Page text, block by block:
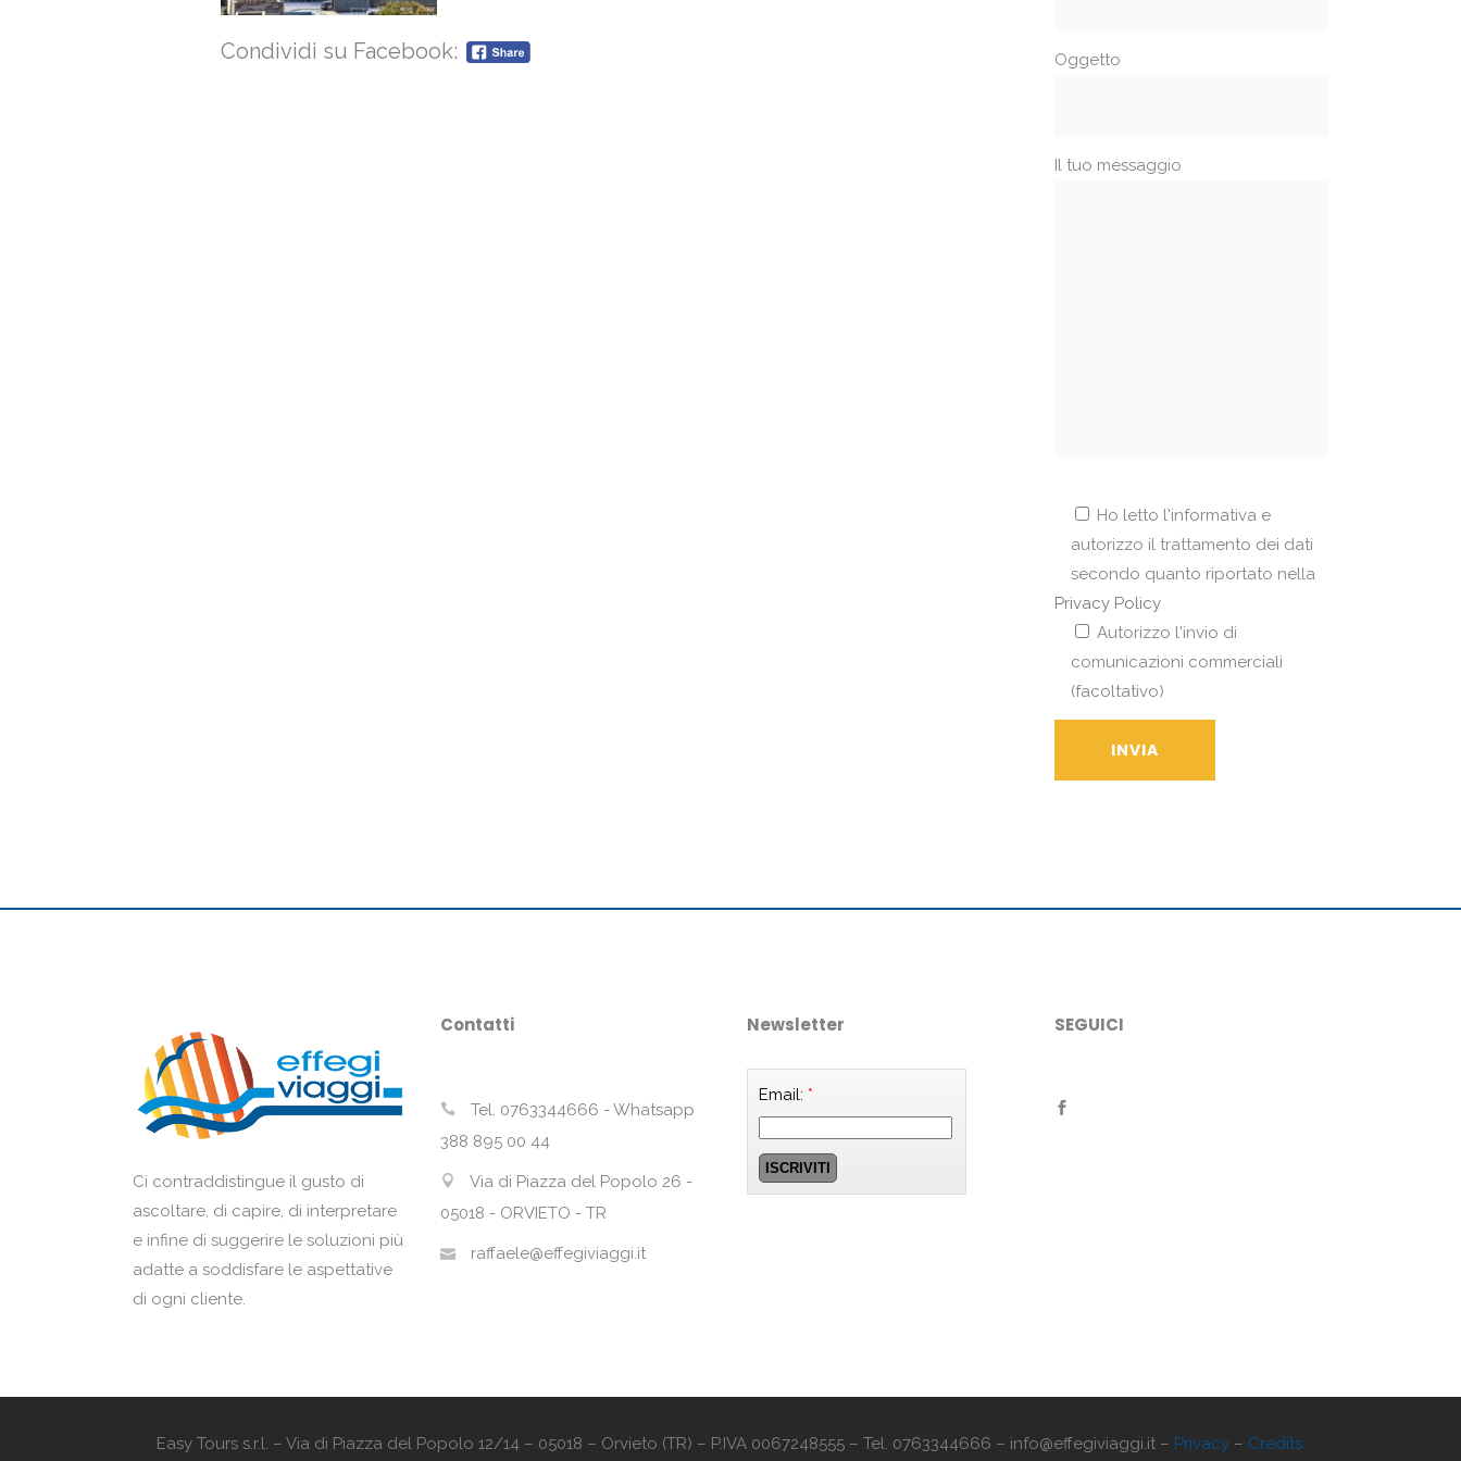
Condividi su Facebook: Oggetto
Il tuo messaggio
Ho letto l'informativa e
autorizzo il trattamento dei dati
secondo quanto riportato nella
Privacy Policy
Autorizzo l'invio di
comunicazioni commerciali
(facoltativo)
Ci contraddistingue il gusto di
ascoltare, di capire, di interpretare
e infine di suggerire le soluzioni più
adatte a soddisfare le aspettative
di ogni cliente.
Contatti
Tel. 0763344666 - Whatsapp
388 895 00 44
Via di Piazza del Popolo 26 -
05018 - ORVIETO - TR
raffaele@effegiviaggi.it
Newsletter
Email: *
SEGUICI
Easy Tours s.r.l. – Via di Piazza del Popolo 12/14 – 05018 – Orvieto (TR) – P.IVA 0067248555 – Tel. 0763344666 – info@effegiviaggi.it – Privacy– Credits: